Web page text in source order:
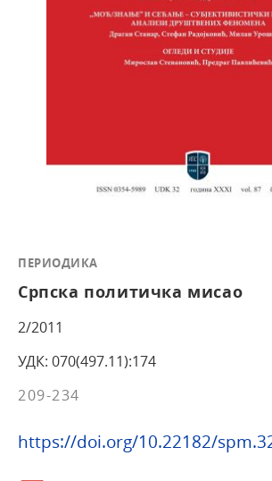
ПЕРИОДИКА
Српска политичка мисао
2/2011
УДК: 070(497.11):174
209-234
https://doi.org/10.22182/